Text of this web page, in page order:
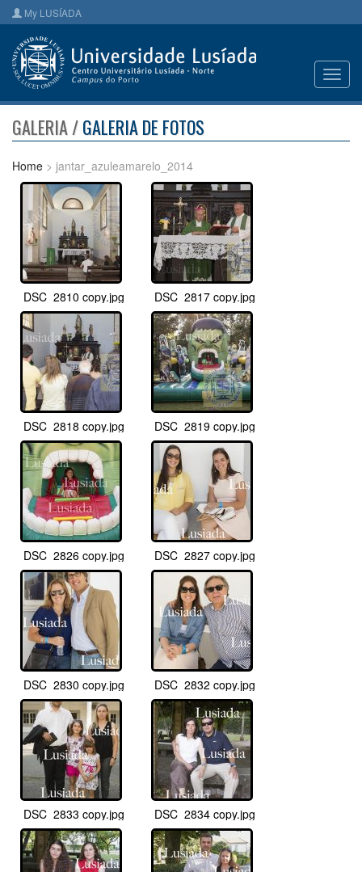
My LUSÍADA
GALERIA /GALERIA DE FOTOS
Home > jantar_azuleamarelo_2014
DSC_2810 copy.jpg DSC_2817 copy.jpg
DSC_2818 copy.jpg DSC_2819 copy.jpg
DSC_2826 copy.jpg DSC_2827 copy.jpg
DSC_2830 copy.jpg DSC_2832 copy.jpg
DSC_2833 copy.jpg DSC_2834 copy.jpg